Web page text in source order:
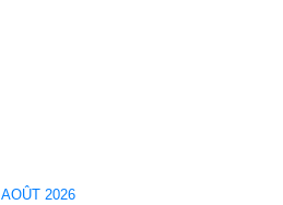
AOÛT 2026